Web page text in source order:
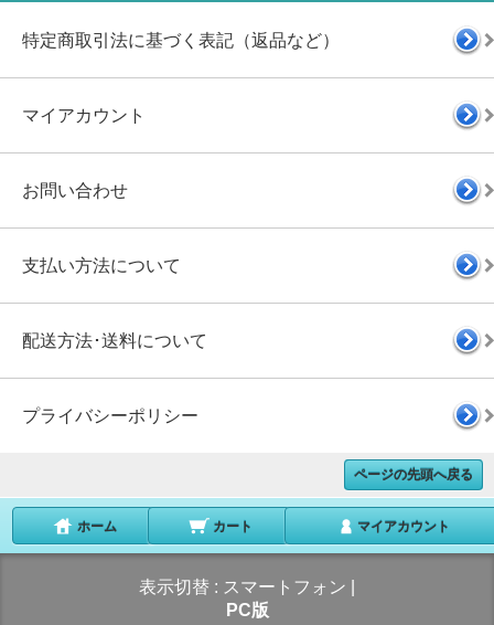
特定商取引法に基づく表記（返品など）
マイアカウント
お問い合わせ
支払い方法について
配送方法･送料について
プライバシーポリシー
ページの先頭へ戻る
ホーム カート マイアカウント
表示切替 : スマートフォン
PC版